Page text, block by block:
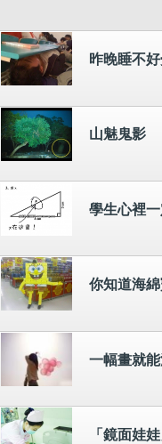
昨晚睡不
山魅鬼影
你知道海
一幅畫就